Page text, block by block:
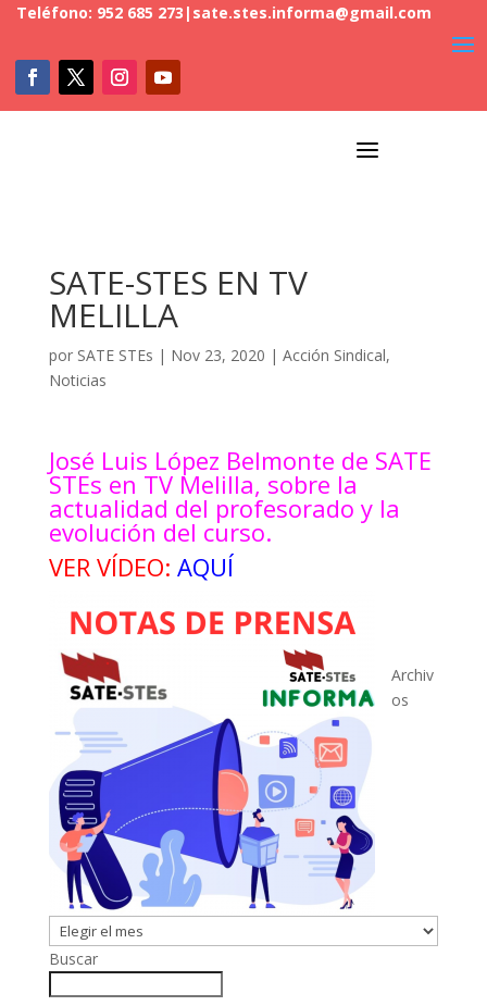
Teléfono: 952 685 273 | sate.stes.informa@gmail.com
a
SATE-STES EN TV
MELILLA
por SATE STEs | Nov 23, 2020 | Acción Sindical,
Noticias
José Luis López Belmonte de SATE
STEs en TV Melilla, sobre la
actualidad del profesorado y la
evolución del curso.
VER VÍDEO: AQUÍ
Archiv
os
Buscar